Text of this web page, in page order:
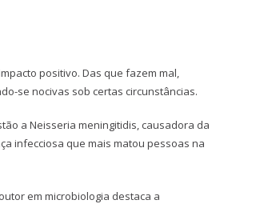
positivo. Das que fazem mal,
se nocivas sob certas circunstâncias.
a Neisseria meningitidis, causadora da
infecciosa que mais matou pessoas na
em microbiologia destaca a